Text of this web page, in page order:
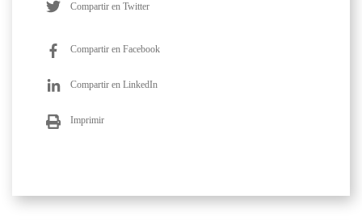
Compartir en Twitter
Compartir en Facebook
Compartir en LinkedIn
Imprimir